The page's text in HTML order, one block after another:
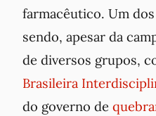
farmacêutico. Um
sendo, apesar da
de diversos grupos,
Brasileira
do governo de